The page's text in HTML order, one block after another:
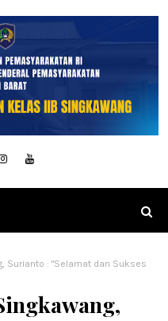
Surianto : "Selamat dan Sukses